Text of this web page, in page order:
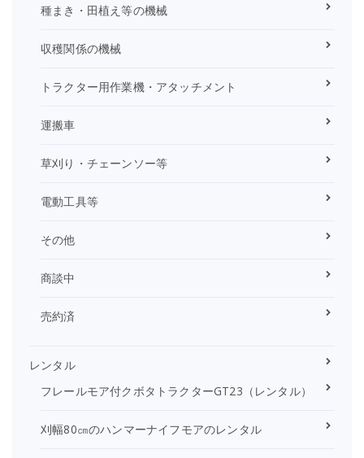
種まき・田植え等の機械
収穫関係の機械
トラクター用作業機・アタッチメント
運搬車
草刈り・チェーンソー等
電動工具等
その他
商談中
売約済
レンタル
フレールモア付クボタトラクターGT23（レンタル）
刈幅80㎝のハンマーナイフモアのレンタル